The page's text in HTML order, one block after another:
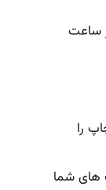
را
های شما